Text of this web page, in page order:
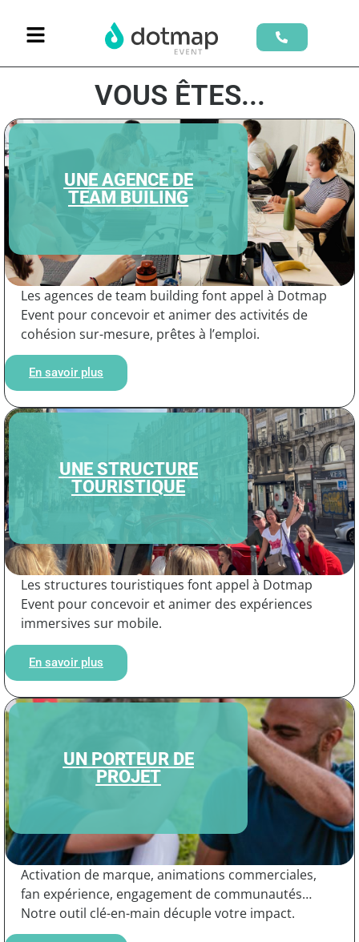
VOUS ÊTES...
UNE AGENCE DE
TEAM BUILING
Les agences de team building font appel à Dotmap
Event pour concevoir et animer des activités de
cohésion sur-mesure, prêtes à l’emploi.
En savoir plus
UNE STRUCTURE
TOURISTIQUE
Les structures touristiques font appel à Dotmap
Event pour concevoir et animer des expériences
immersives sur mobile.
En savoir plus
UN PORTEUR DE
PROJET
Activation de marque, animations commerciales,
fan expérience, engagement de communautés…
Notre outil clé-en-main décuple votre impact.